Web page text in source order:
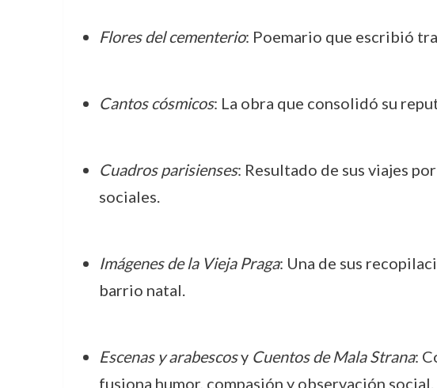
Flores del cementerio: Poemario que escribió
Cantos cósmicos: La obra que consolidó su
Cuadros parisienses: Resultado de sus viajes
sociales.
Imágenes de la Vieja Praga: Una de sus
barrio natal.
Escenas y arabescosy Cuentos de Mala Strana:
fusiona humor, compasión y observación social.